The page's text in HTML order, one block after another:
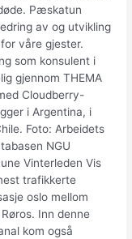
Pæskatun
av og utvikling
våre gjester.
som konsulent i
gjennom THEMA
Cloudberry-
i Argentina, i
Foto: Arbeidets
NGU
Vinterleden Vis
trafikkerte
oslo mellom
Inn denne
kom også